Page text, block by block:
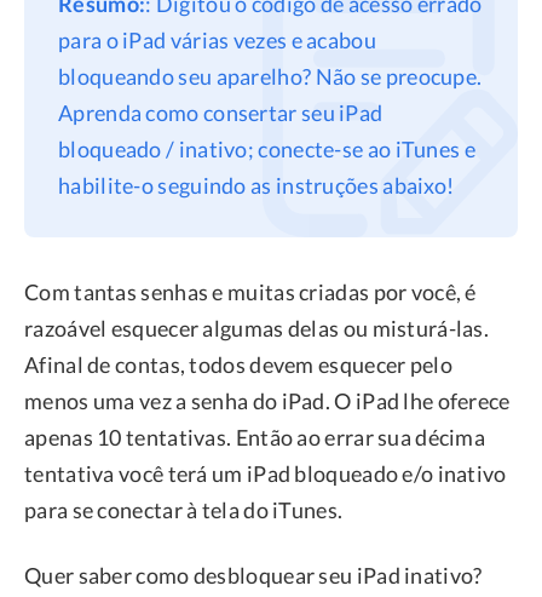
Privacidade
Refund
para o iPad várias vezes e acabou
bloqueando seu aparelho? Não se preocupe.
Aprenda como consertar seu iPad
bloqueado / inativo; conecte-se ao iTunes e
habilite-o seguindo as instruções abaixo!
Com tantas senhas e muitas criadas por você, é
razoável esquecer algumas delas ou misturá-las.
Afinal de contas, todos devem esquecer pelo
menos uma vez a senha do iPad. O iPad lhe oferece
apenas 10 tentativas. Então ao errar sua décima
tentativa você terá um iPad bloqueado e/o inativo
para se conectar à tela do iTunes.
Quer saber como desbloquear seu iPad inativo?